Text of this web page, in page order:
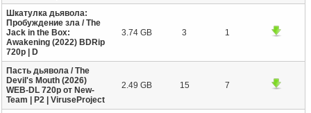
Шкатулка дьявола:
Пробуждение зла / The
Jack in the Box:
Awakening (2022) BDRip
720p | D
3.74 GB 3 1
Пасть дьявола / The
Devil's Mouth (2026)
WEB-DL 720p от New-
Team | P2 | ViruseProject
2.49 GB 15 7